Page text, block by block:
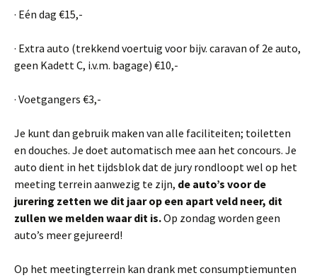
· Eén dag €15,-
· Extra auto (trekkend voertuig voor bijv. caravan of 2e auto,
geen Kadett C, i.v.m. bagage) €10,-
· Voetgangers €3,-
Je kunt dan gebruik maken van alle faciliteiten; toiletten
en douches. Je doet automatisch mee aan het concours. Je
auto dient in het tijdsblok dat de jury rondloopt wel op het
meeting terrein aanwezig te zijn, de auto’s voor de
jurering zetten we dit jaar op een apart veld neer, dit
zullen we melden waar dit is.Op zondag worden geen
auto’s meer gejureerd!
Op het meetingterrein kan drank met consumptiemunten